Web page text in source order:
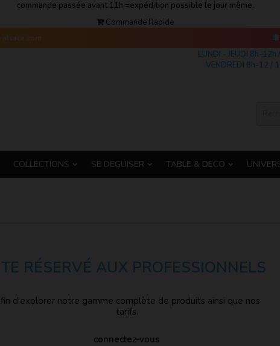
commande passée avant 11h =expédition possible le jour même.
Commande Rapide
LUNDI - JEUDI 8h-
VENDREDI 8h-12 /
COLLECTIONS SE DEGUISER TABLE & DECO
RÉSERVÉ AUX PROFESSIONNELS
d'explorer notre gamme complète de produits ainsi que nos
tarifs.
connectez-vous